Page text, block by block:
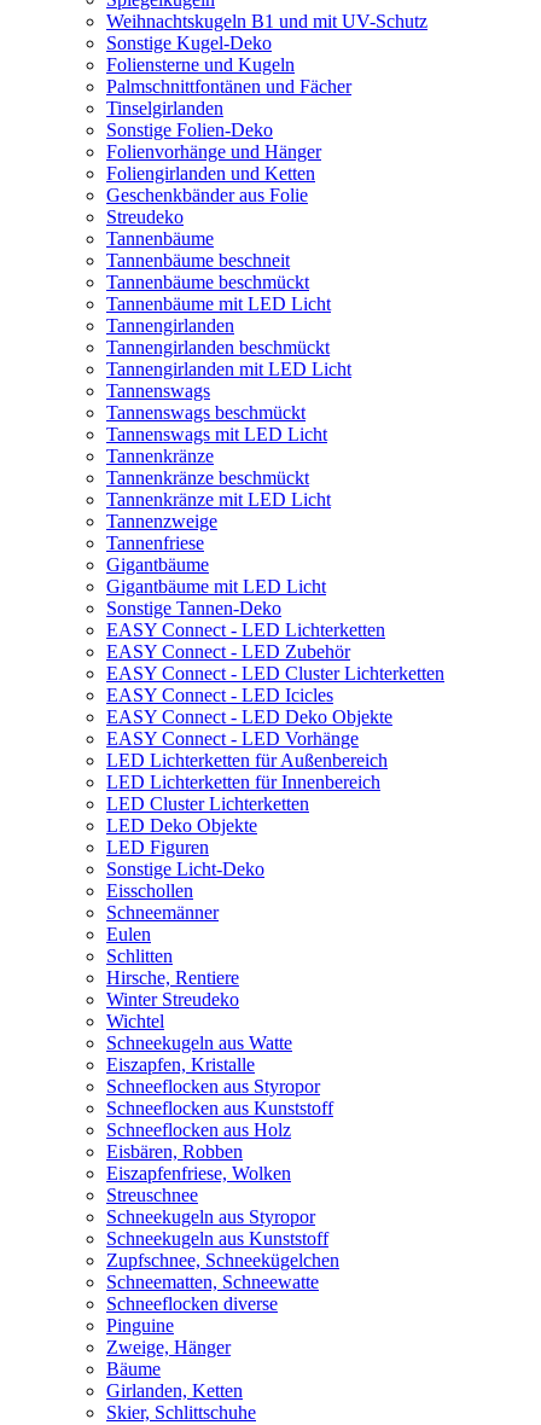
Weihnachtskugeln B1 und mit UV-Schutz
Sonstige Kugel-Deko
Foliensterne und Kugeln
Palmschnittfontänen und Fächer
Tinselgirlanden
Sonstige Folien-Deko
Folienvorhänge und Hänger
Foliengirlanden und Ketten
Geschenkbänder aus Folie
Streudeko
Tannenbäume
Tannenbäume beschneit
Tannenbäume beschmückt
Tannenbäume mit LED Licht
Tannengirlanden
Tannengirlanden beschmückt
Tannengirlanden mit LED Licht
Tannenswags
Tannenswags beschmückt
Tannenswags mit LED Licht
Tannenkränze
Tannenkränze beschmückt
Tannenkränze mit LED Licht
Tannenzweige
Tannenfriese
Gigantbäume
Gigantbäume mit LED Licht
Sonstige Tannen-Deko
EASY Connect - LED Lichterketten
EASY Connect - LED Zubehör
EASY Connect - LED Cluster Lichterketten
EASY Connect - LED Icicles
EASY Connect - LED Deko Objekte
EASY Connect - LED Vorhänge
LED Lichterketten für Außenbereich
LED Lichterketten für Innenbereich
LED Cluster Lichterketten
LED Deko Objekte
LED Figuren
Sonstige Licht-Deko
Eisschollen
Schneemänner
Eulen
Schlitten
Hirsche, Rentiere
Winter Streudeko
Wichtel
Schneekugeln aus Watte
Eiszapfen, Kristalle
Schneeflocken aus Styropor
Schneeflocken aus Kunststoff
Schneeflocken aus Holz
Eisbären, Robben
Eiszapfenfriese, Wolken
Streuschnee
Schneekugeln aus Styropor
Schneekugeln aus Kunststoff
Zupfschnee, Schneekügelchen
Schneematten, Schneewatte
Schneeflocken diverse
Pinguine
Zweige, Hänger
Bäume
Girlanden, Ketten
Skier, Schlittschuhe